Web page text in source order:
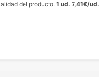
del producto. 1 ud. 7,41€/